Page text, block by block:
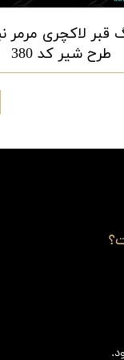
قبر لاکچری مرمر
طرح شیر کد 380